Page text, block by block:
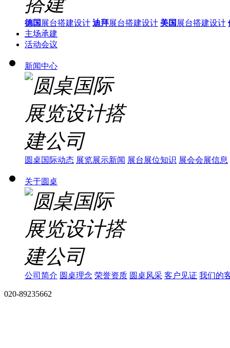
德国 展台搭建设计 迪拜展台搭建设计 美国 展台搭建设计
主场承建
活动会议
新闻中心
圆桌国际动态 展览展示新闻 展台展位知识 展会会展信息
关于圆桌
公司简介 圆桌理念 荣誉资质 圆桌风采 客户见证 我们的
020-89235662